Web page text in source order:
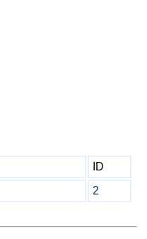
ID
2